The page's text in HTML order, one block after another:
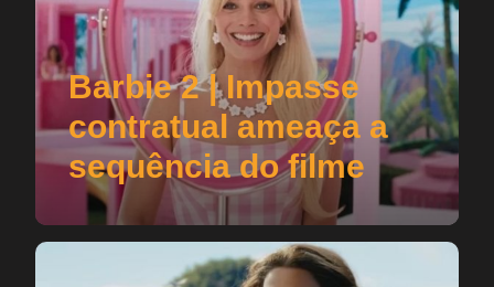
Barbie 2 | Impasse
contratual ameaça a
sequência do filme